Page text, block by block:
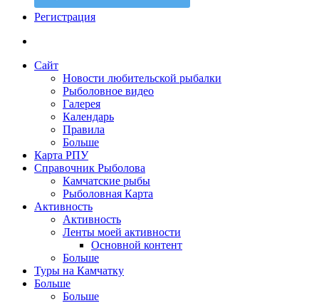
Регистрация
Сайт
Новости любительской рыбалки
Рыболовное видео
Галерея
Календарь
Правила
Больше
Карта РПУ
Справочник Рыболова
Камчатские рыбы
Рыболовная Карта
Активность
Активность
Ленты моей активности
Основной контент
Больше
Туры на Камчатку
Больше
Больше